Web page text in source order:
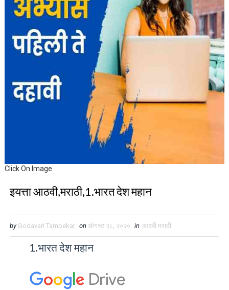
Click On Image
इयत्ता आठवी,मराठी,1.भारत देश महान
by Godavari Tambekar on ऑगस्ट २८, २०२० in आठवी मराठी
1.भारत देश महान